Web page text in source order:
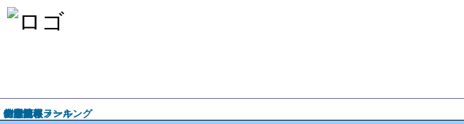
ホーム
企業情報
倒産情報
全国情報
特集記事
アクセスランキング
ご意見・メール